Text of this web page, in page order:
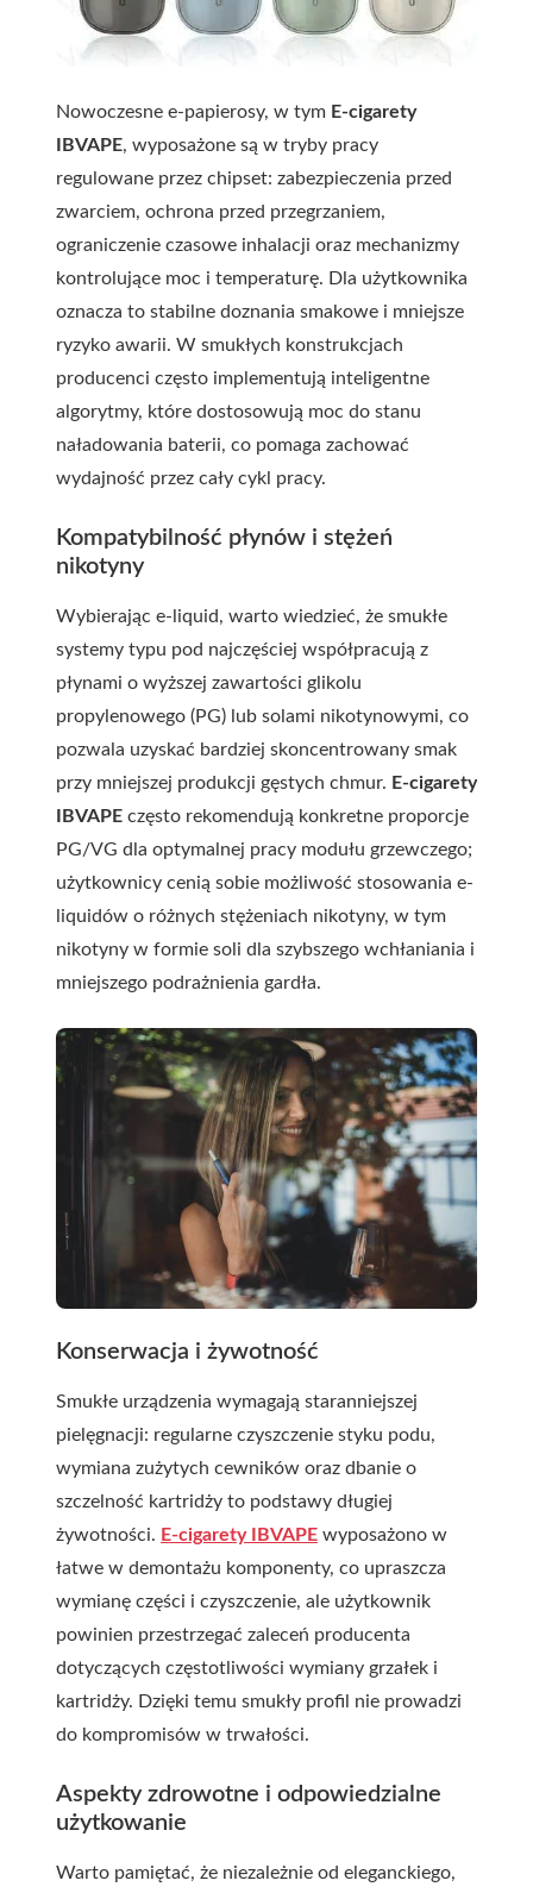
Nowoczesne e-papierosy, w tym E-cigarety
IBVAPE, wyposażone są w tryby pracy
regulowane przez chipset: zabezpieczenia przed
zwarciem, ochrona przed przegrzaniem,
ograniczenie czasowe inhalacji oraz mechanizmy
kontrolujące moc i temperaturę. Dla użytkownika
oznacza to stabilne doznania smakowe i mniejsze
ryzyko awarii. W smukłych konstrukcjach
producenci często implementują inteligentne
algorytmy, które dostosowują moc do stanu
naładowania baterii, co pomaga zachować
wydajność przez cały cykl pracy.
Kompatybilność płynów i stężeń
nikotyny
Wybierając e-liquid, warto wiedzieć, że smukłe
systemy typu pod najczęściej współpracują z
płynami o wyższej zawartości glikolu
propylenowego (PG) lub solami nikotynowymi, co
pozwala uzyskać bardziej skoncentrowany smak
przy mniejszej produkcji gęstych chmur. E-cigarety
IBVAPE często rekomendują konkretne proporcje
PG/VG dla optymalnej pracy modułu grzewczego;
użytkownicy cenią sobie możliwość stosowania e-
liquidów o różnych stężeniach nikotyny, w tym
nikotyny w formie soli dla szybszego wchłaniania i
mniejszego podrażnienia gardła.
Konserwacja i żywotność
Smukłe urządzenia wymagają staranniejszej
pielęgnacji: regularne czyszczenie styku podu,
wymiana zużytych cewników oraz dbanie o
szczelność kartridży to podstawy długiej
żywotności. E-cigarety IBVAPE wyposażono w
łatwe w demontażu komponenty, co upraszcza
wymianę części i czyszczenie, ale użytkownik
powinien przestrzegać zaleceń producenta
dotyczących częstotliwości wymiany grzałek i
kartridży. Dzięki temu smukły profil nie prowadzi
do kompromisów w trwałości.
Aspekty zdrowotne i odpowiedzialne
użytkowanie
Warto pamiętać, że niezależnie od eleganckiego,